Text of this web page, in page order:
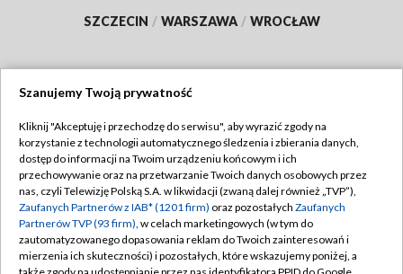
SZCZECIN / WARSZAWA / WROCŁAW
TVP
Abonament TVP
Emisja w TVP
Centrum informacji TVP
Naziemna Telewizja Cyfrowa
Regulamin TVP
Polityka prywatności
Moje zgody
Pomoc
Szanujemy Twoją prywatność
Kliknij "Akceptuję i przechodzę do serwisu", aby wyrazić zgody na
korzystanie z technologii automatycznego śledzenia i zbierania danych,
dostęp do informacji na Twoim urządzeniu końcowym i ich
przechowywanie oraz na przetwarzanie Twoich danych osobowych przez
nas, czyli Telewizję Polską S.A. w likwidacji (zwaną dalej również „TVP”),
Zaufanych Partnerów z IAB* (1201 firm) oraz pozostałych Zaufanych
Partnerów TVP (93 firm), w celach marketingowych (w tym do
zautomatyzowanego dopasowania reklam do Twoich zainteresowań i
mierzenia ich skuteczności) i pozostałych, które wskazujemy poniżej, a